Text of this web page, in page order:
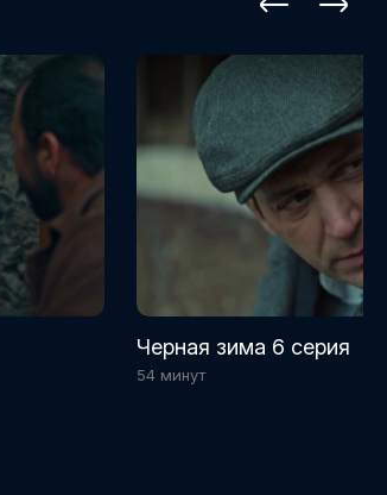
Черная зима 6 серия
54 минут